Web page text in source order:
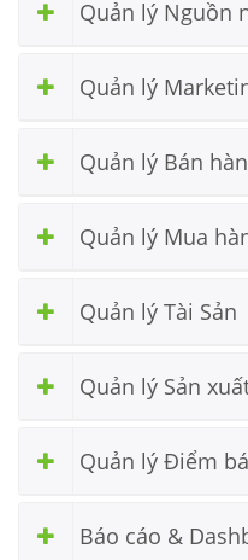
Quản lý Nguồn
Quản lý
Quản lý Bán
Quản lý Mua
Quản lý Tài Sản
Quản lý Sản
Quản lý Điểm
Báo cáo &